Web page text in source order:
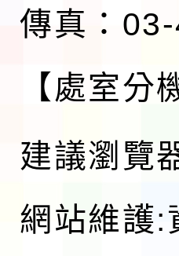
傳真：
【處室分
建議瀏覽
網站維護: